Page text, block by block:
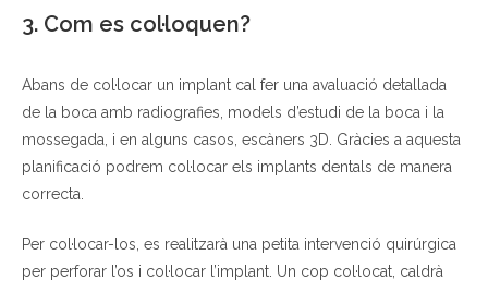
3. Com es col·loquen?
Abans de col·locar un implant cal fer una avaluació detallada
de la boca amb radiografies, models d’estudi de la boca i la
mossegada, i en alguns casos, escàners 3D. Gràcies a aquesta
planificació podrem col·locar els implants dentals de manera
correcta.
Per col·locar-los, es realitzarà una petita intervenció quirúrgica
per perforar l’os i col·locar l’implant. Un cop col·locat, caldrà